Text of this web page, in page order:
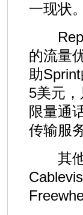
一现状。
的流量
助
5美元
限量通
传输服
其他